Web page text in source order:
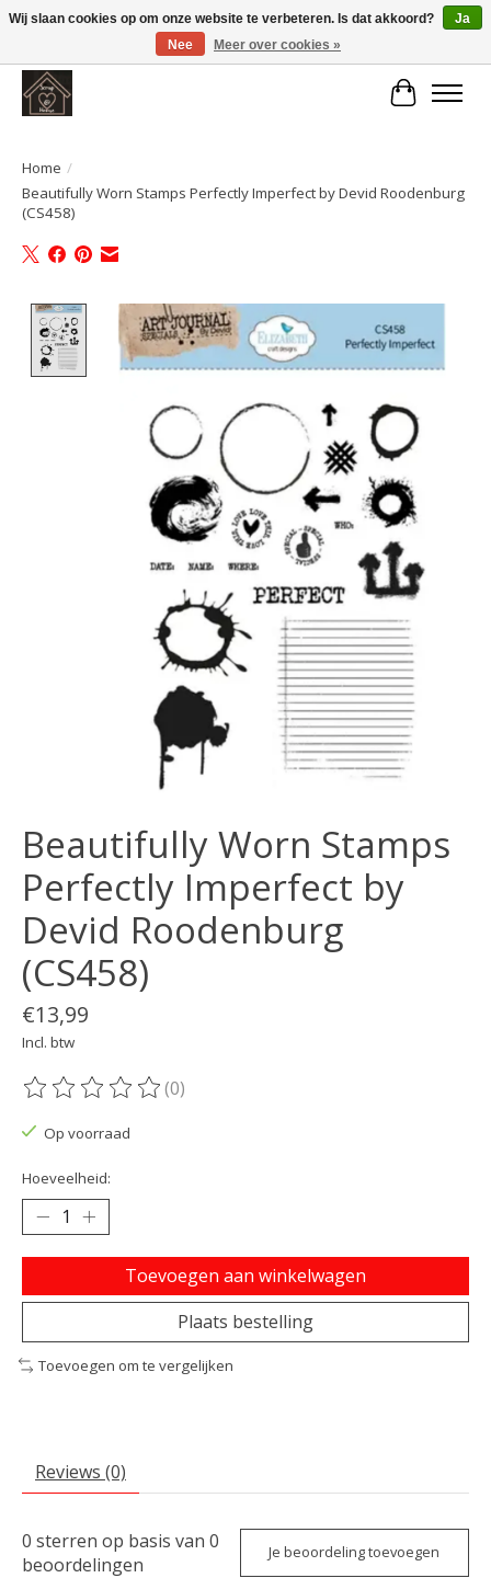
Large selection of products and fast shipping!
Home /
Beautifully Worn Stamps Perfectly Imperfect by Devid Roodenburg
(CS458)
Product image slideshow Items
Beautifully Worn Stamps
Perfectly Imperfect by
Devid Roodenburg
(CS458)
€13,99
Incl. btw
De beoordeling van dit product is
(0)
Op voorraad
Hoeveelheid:
Toevoegen aan winkelwagen
Plaats bestelling
Toevoegen om te vergelijken
Reviews (0)
0 sterren op basis van 0
beoordelingen
Je beoordeling toevoegen
Wij slaan cookies op om onze website te verbeteren. Is dat akkoord?
Ja
Nee
Meer over cookies »